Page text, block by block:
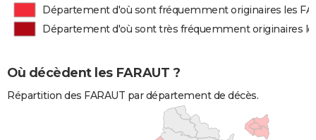
Département d'où sont fréquemment originaires les
Département d'où sont très fréquemment originaires
Où décèdent les FARAUT ?
Répartition des FARAUT par département de décès.